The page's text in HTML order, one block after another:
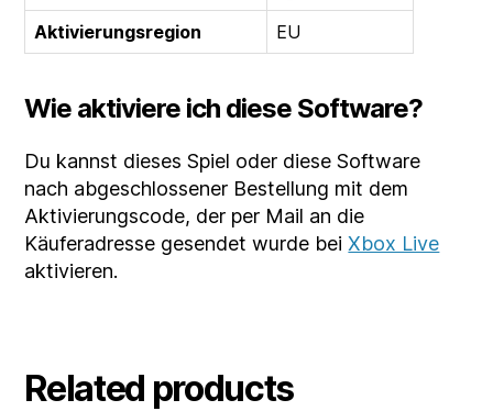
Aktivierungsregion EU
Wie aktiviere ich diese Software?
Du kannst dieses Spiel oder diese Software
nach abgeschlossener Bestellung mit dem
Aktivierungscode, der per Mail an die
Käuferadresse gesendet wurde beiXbox Live
aktivieren.
Related products